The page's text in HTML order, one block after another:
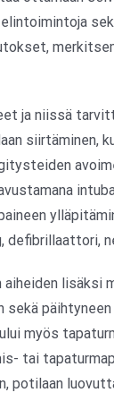
ja niissä
siirtäminen,
aiheiden
sekä
myös
tai
potilaan